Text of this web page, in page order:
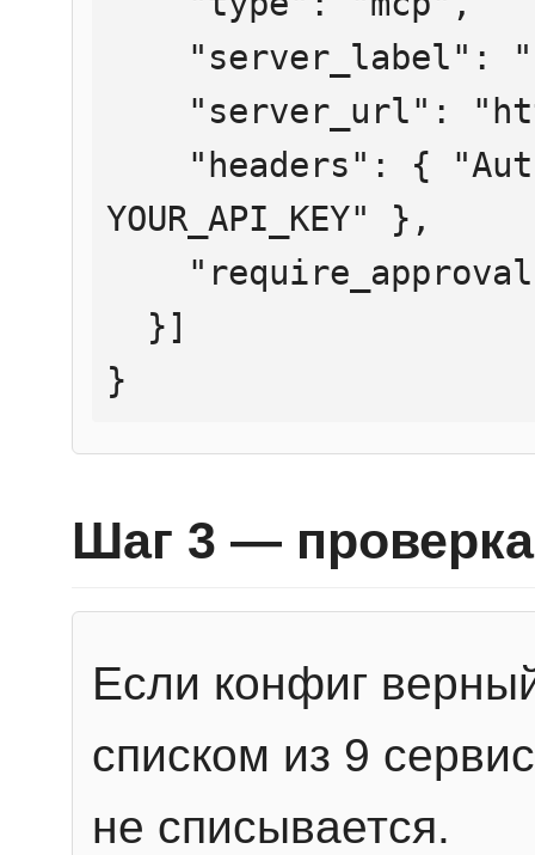
YOUR_API_KEY" },
}
Шаг 3 — проверка
Если конфиг
списком из 9
не списывается.